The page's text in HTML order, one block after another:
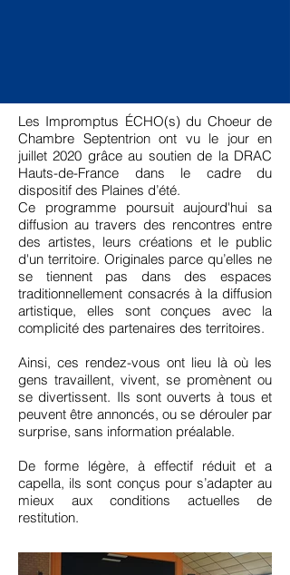
Les Impromptus ÉCHO(s) du Choeur de
Chambre Septentrion ont vu le jouren
juillet 2020 grâce au soutien de la DRAC
Hauts-de-France dans le cadre du
dispositif des Plaines d’été.
Ce programme poursuit aujourd'hui sa
diffusion au travers des rencontres entre
des artistes, leurs créations et le public
d'un territoire. Originales parce qu’elles ne
se tiennent pas dans des espaces
traditionnellement consacrés à la diffusion
artistique, elles sont conçues avec la
complicité des partenaires des territoires.
Ainsi, ces rendez-vous ont lieu là où les
gens travaillent, vivent, se promènent ou
se divertissent. Ils sont ouverts à tous et
peuvent être annoncés, ou se dérouler par
surprise, sans information préalable.
De forme légère, à effectif réduit et a
capella, ils sont conçus pour s’adapter au
mieux aux conditions actuelles de
restitution.